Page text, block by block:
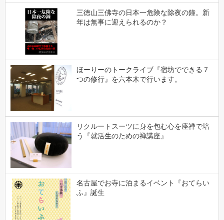
三徳山三佛寺の日本一危険な除夜の鐘。新
年は無事に迎えられるのか？
ほーりーのトークライブ『宿坊でできる７
つの修行』を六本木で行います。
リクルートスーツに身を包む心を座禅で培
う『就活生のための禅講座』
名古屋でお寺に泊まるイベント『おてらい
ふ』誕生